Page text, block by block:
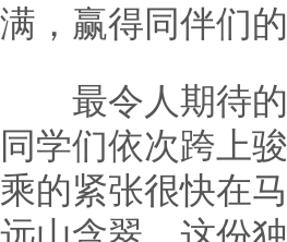
满，赢得同伴们
最令人期待的
同学们依次跨上
乘的紧张很快在